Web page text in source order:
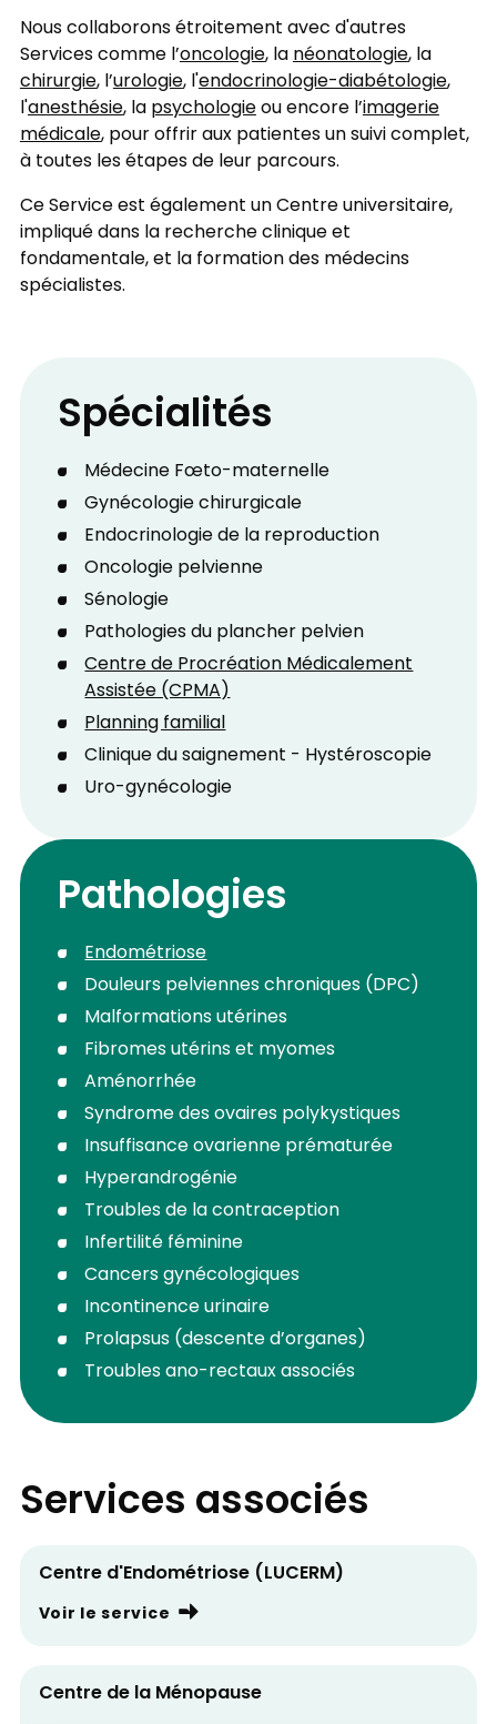
Nous collaborons étroitement avec d'autres
Services comme l’oncologie, lanéonatologie, la
chirurgie, l’urologie, l'endocrinologie-diabétologie,
l'anesthésie, lapsychologieou encore l’imagerie
médicale, pour offrir aux patientes un suivi complet,
à toutes les étapes de leur parcours.
Ce Service est également un Centre universitaire,
impliqué dans la recherche clinique et
fondamentale, et la formation des médecins
spécialistes.
Spécialités
Médecine Fœto-maternelle
Gynécologie chirurgicale
Endocrinologie de la reproduction
Oncologie pelvienne
Sénologie
Pathologies du plancher pelvien
Centre de Procréation Médicalement
Assistée (CPMA)
Planning familial
Clinique du saignement - Hystéroscopie
Uro-gynécologie
Pathologies
Endométriose
Douleurs pelviennes chroniques (DPC)
Malformations utérines
Fibromes utérins et myomes
Aménorrhée
Syndrome des ovaires polykystiques
Insuffisance ovarienne prématurée
Hyperandrogénie
Troubles de la contraception
Infertilité féminine
Cancers gynécologiques
Incontinence urinaire
Prolapsus (descente d’organes)
Troubles ano-rectaux associés
Services associés
Centre d'Endométriose (LUCERM)
Voir le service
Centre de la Ménopause